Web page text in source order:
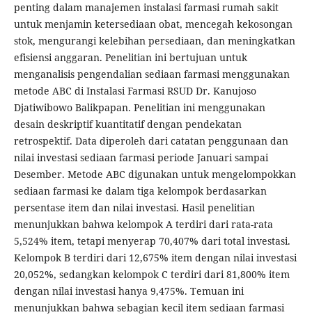
penting dalam manajemen instalasi farmasi rumah sakit
untuk menjamin ketersediaan obat, mencegah kekosongan
stok, mengurangi kelebihan persediaan, dan meningkatkan
efisiensi anggaran. Penelitian ini bertujuan untuk
menganalisis pengendalian sediaan farmasi menggunakan
metode ABC di Instalasi Farmasi RSUD Dr. Kanujoso
Djatiwibowo Balikpapan. Penelitian ini menggunakan
desain deskriptif kuantitatif dengan pendekatan
retrospektif. Data diperoleh dari catatan penggunaan dan
nilai investasi sediaan farmasi periode Januari sampai
Desember. Metode ABC digunakan untuk mengelompokkan
sediaan farmasi ke dalam tiga kelompok berdasarkan
persentase item dan nilai investasi. Hasil penelitian
menunjukkan bahwa kelompok A terdiri dari rata-rata
5,524% item, tetapi menyerap 70,407% dari total investasi.
Kelompok B terdiri dari 12,675% item dengan nilai investasi
20,052%, sedangkan kelompok C terdiri dari 81,800% item
dengan nilai investasi hanya 9,475%. Temuan ini
menunjukkan bahwa sebagian kecil item sediaan farmasi